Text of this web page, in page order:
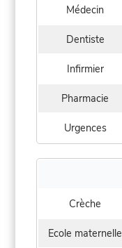
Médecin
Dentiste
Infirmier
Pharmacie
Urgences
Crèche
Ecole maternelle